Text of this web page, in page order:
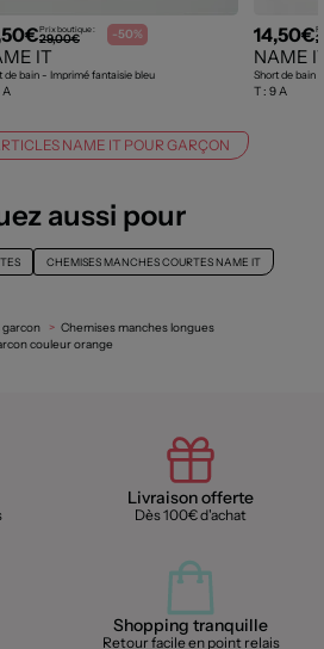
Prix boutique :
29,00€ -50%
IT
de bain - Imprimé fantaisie bleu
A
14,50€
NAME
Short de bain
T : 9 A
NAME IT POUR GARÇON
aussi pour
CHEMISES MANCHES COURTES NAME IT
garcon
Chemises manches longues
couleur orange
Livraison offerte
Dès 100€ d'achat
Shopping tranquille
Retour facile en point relais